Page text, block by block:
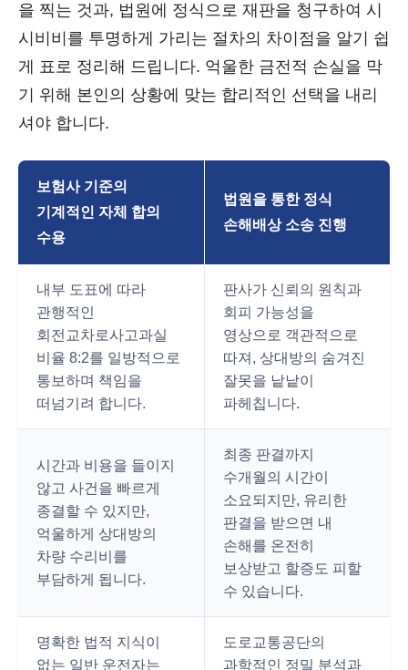
을 찍는 것과, 법원에 정식으로 재판을 청구하여 시
시비비를 투명하게 가리는 절차의 차이점을 알기 쉽
게 표로 정리해 드립니다. 억울한 금전적 손실을 막
기 위해 본인의 상황에 맞는 합리적인 선택을 내리
셔야 합니다.
보험사 기준의
기계적인 자체 합의
수용
법원을 통한 정식
손해배상 소송 진행
내부 도표에 따라
관행적인
회전교차로사고과실
비율 8:2를 일방적으로
통보하며 책임을
떠넘기려 합니다.
판사가 신뢰의 원칙과
회피 가능성을
영상으로 객관적으로
따져, 상대방의 숨겨진
잘못을 낱낱이
파헤칩니다.
시간과 비용을 들이지
않고 사건을 빠르게
종결할 수 있지만,
억울하게 상대방의
차량 수리비를
부담하게 됩니다.
최종 판결까지
수개월의 시간이
소요되지만, 유리한
판결을 받으면 내
손해를 온전히
보상받고 할증도 피할
수 있습니다.
명확한 법적 지식이
없는 일반 운전자는
도로교통공단의
과학적인 정밀 분석과